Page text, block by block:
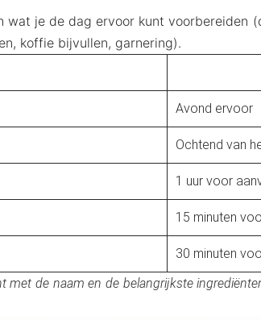
wat je de dag ervoor kunt voorbereiden
koffie bijvullen, garnering).
Avond ervoor
Ochtend van
1 uur voor
15 minuten
30 minuten
met de naam en de belangrijkste